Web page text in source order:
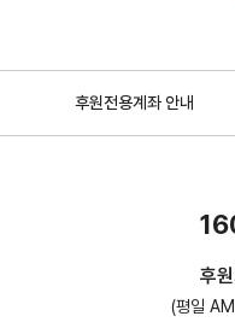
후원전용계좌 안내
후
(평일